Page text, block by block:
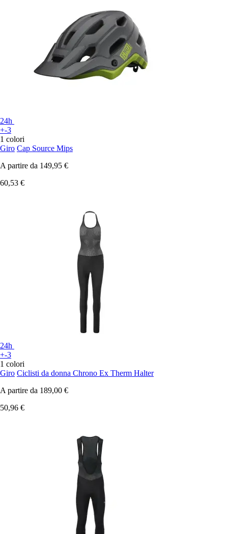
24h
+-3
1 colori
Giro Cap Source Mips
A partire da 149,95 €
60,53 €
24h
+-3
1 colori
Giro Ciclisti da donna Chrono Ex Therm Halter
A partire da 189,00 €
50,96 €